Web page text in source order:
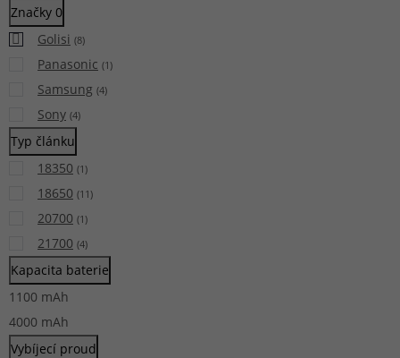
Značky 0
Golisi (8)
Panasonic (1)
Samsung (4)
Sony (4)
Typ článku
18350 (1)
18650 (11)
20700 (1)
21700 (4)
Kapacita baterie
1100 mAh
4000 mAh
Vybíjecí proud